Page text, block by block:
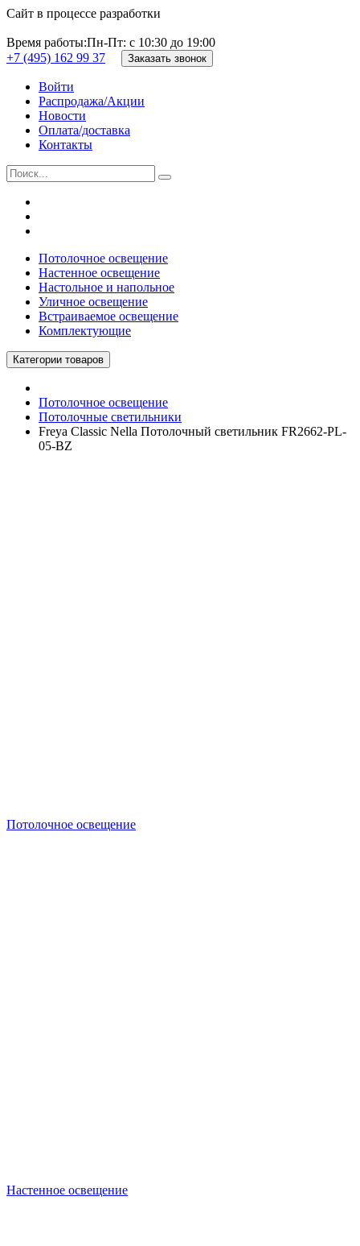
Сайт в процессе разработки
Время работы:Пн-Пт: с 10:30 до 19:00
+7 (495) 162 99 37
Заказать звонок
Войти
Распродажа/Акции
Новости
Оплата/доставка
Контакты
Потолочное освещение
Настенное освещение
Настольное и напольное
Уличное освещение
Встраиваемое освещение
Комплектующие
Категории товаров
Потолочное освещение
Потолочные светильники
Freya Classic Nella Потолочный светильник FR2662-PL-
05-BZ
Потолочное освещение
Настенное освещение